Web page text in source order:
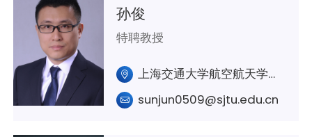
孙俊
特聘教授
上海交通大学航空航天学院A347
sunjun0509@sjtu.edu.cn